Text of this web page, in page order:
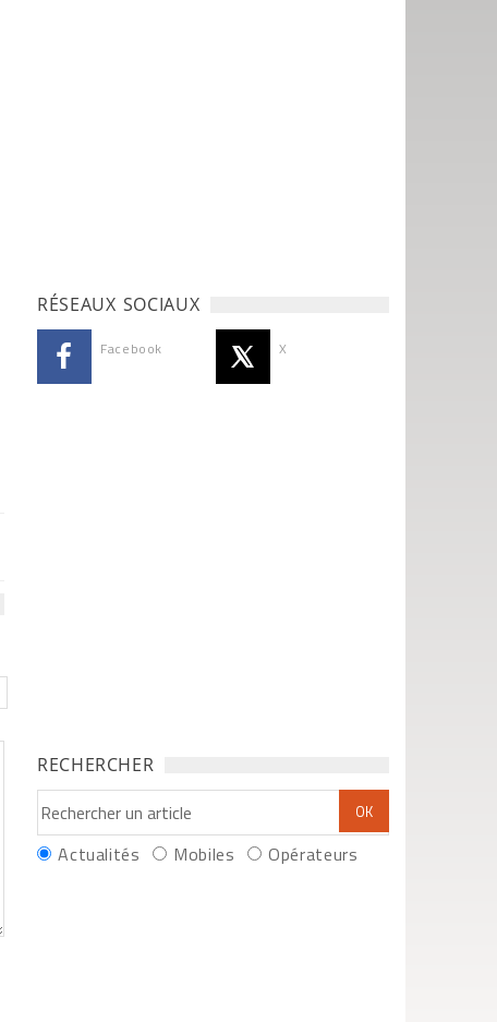
RÉSEAUX SOCIAUX
Facebook X
RECHERCHER
Actualités Mobiles Opérateurs